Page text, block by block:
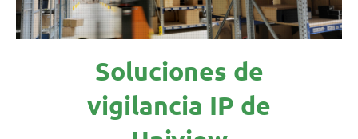
Soluciones de
vigilancia IP de